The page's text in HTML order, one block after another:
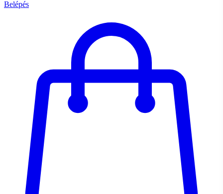
Belépés